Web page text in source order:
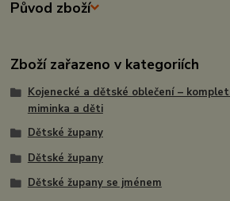
Původ zboží
Zboží zařazeno v kategoriích
Kojenecké a dětské oblečení –
miminka a děti
Dětské župany
Dětské župany
Dětské župany se jménem